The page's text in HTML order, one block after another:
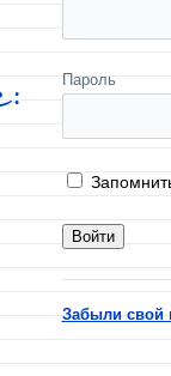
Пароль
Забыли свой